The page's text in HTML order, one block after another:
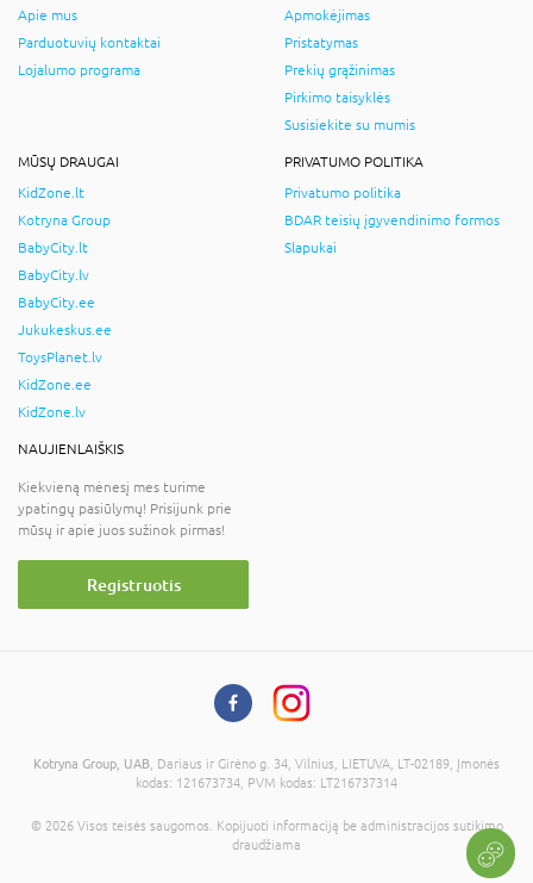
Apie mus
Parduotuvių kontaktai
Lojalumo programa
Apmokėjimas
Pristatymas
Prekių grąžinimas
Pirkimo taisyklės
Susisiekite su mumis
MŪSŲ DRAUGAI
KidZone.lt
Kotryna Group
BabyCity.lt
BabyCity.lv
BabyCity.ee
Jukukeskus.ee
ToysPlanet.lv
KidZone.ee
KidZone.lv
PRIVATUMO POLITIKA
Privatumo politika
BDAR teisių įgyvendinimo formos
Slapukai
NAUJIENLAIŠKIS
Kiekvieną mėnesį mes turime
ypatingų pasiūlymų! Prisijunk prie
mūsų ir apie juos sužinok pirmas!
Registruotis
Kotryna Group, UAB , Dariaus ir Girėno g. 34, Vilnius, LIETUVA, LT-02189, Įmonės
kodas: 121673734, PVM kodas: LT216737314
© 2026 Visos teisės saugomos. Kopijuoti informaciją be administracijos sutikimo
draudžiama